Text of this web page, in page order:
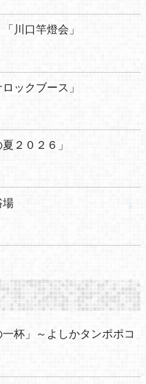
川口竿燈会」
ックブース」
夏２０２６」
場
杯」～よしかタンポポコ